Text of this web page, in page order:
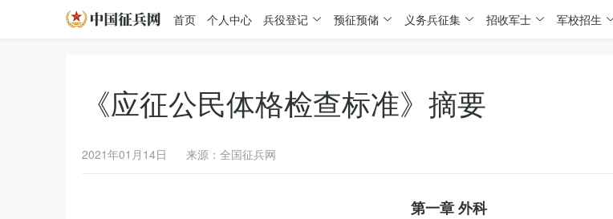
首页 个人中心 兵役登记 预征预储 义务兵征集 招收军士 军校招生
《应征公民体格检查标准》摘要
2021年01月14日 来源：全国征兵网
第一章 外科